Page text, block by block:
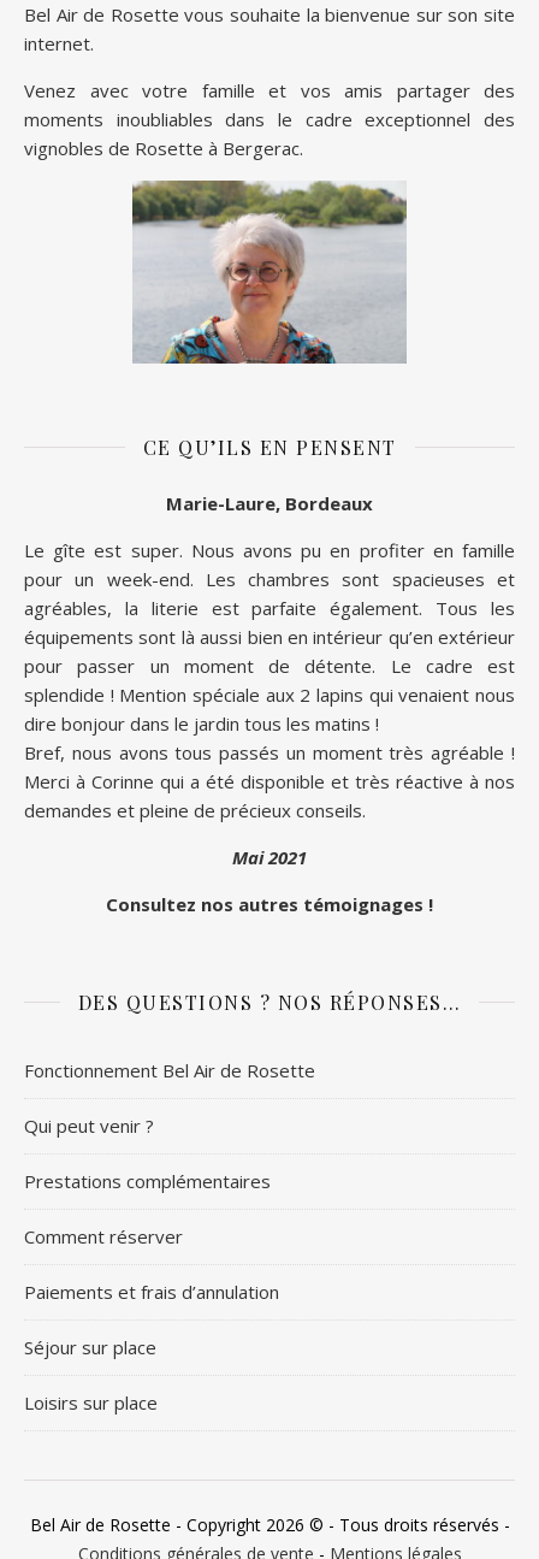
Bel Air de Rosette vous souhaite la bienvenue sur son site
internet.
Venez avec votre famille et vos amis partager des
moments inoubliables dans le cadre exceptionnel des
vignobles de Rosette à Bergerac.
CE QU’ILS EN PENSENT
Marie-Laure, Bordeaux
Le gîte est super. Nous avons pu en profiter en famille
pour un week-end. Les chambres sont spacieuses et
agréables, la literie est parfaite également. Tous les
équipements sont là aussi bien en intérieur qu’en extérieur
pour passer un moment de détente. Le cadre est
splendide ! Mention spéciale aux 2 lapins qui venaient nous
dire bonjour dans le jardin tous les matins !
Bref, nous avons tous passés un moment très agréable !
Merci à Corinne qui a été disponible et très réactive à nos
demandes et pleine de précieux conseils.
Mai 2021
Consultez nos autres témoignages !
DES QUESTIONS ? NOS RÉPONSES…
Fonctionnement Bel Air de Rosette
Qui peut venir ?
Prestations complémentaires
Comment réserver
Paiements et frais d’annulation
Séjour sur place
Loisirs sur place
Bel Air de Rosette - Copyright 2026 © - Tous droits réservés -
Conditions générales de vente - Mentions légales